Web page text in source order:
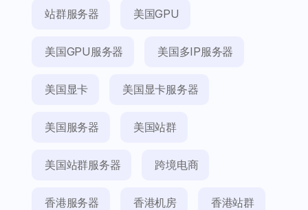
站群服务器 美国GPU
美国GPU服务器 美国多IP服务器
美国显卡 美国显卡服务器
美国服务器 美国站群
美国站群服务器 跨境电商
香港服务器 香港机房 香港站群